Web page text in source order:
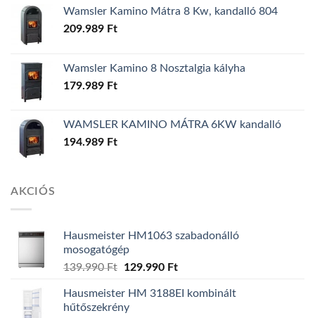
Wamsler Kamino Mátra 8 Kw, kandalló 804
209.989 Ft
Wamsler Kamino 8 Nosztalgia kályha
179.989 Ft
WAMSLER KAMINO MÁTRA 6KW kandalló
194.989 Ft
AKCIÓS
Hausmeister HM1063 szabadonálló
mosogatógép
139.990Ft
Original
was:
139.990 Ft.
129.990 FtCurrent
is:
Hausmeister HM 3188EI kombinált
hűtőszekrény